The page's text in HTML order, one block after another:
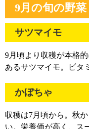
9月の旬の野
サツマイモ
9月頃より収穫が本格
あるサツマイモ。ビタ
かぼちゃ
収穫は7月頃から。秋
い。栄養価が高く、ス